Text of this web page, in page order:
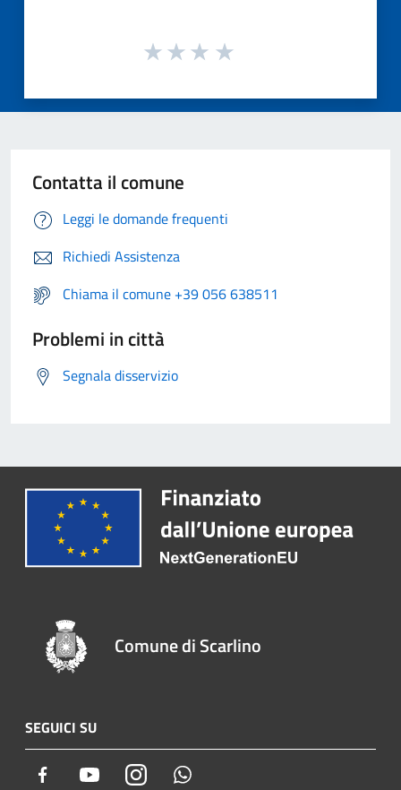
Contatta il comune
Leggi le domande frequenti
Richiedi Assistenza
Chiama il comune +39 056 638511
Problemi in città
Segnala disservizio
Comune di Scarlino
SEGUICI SU
Facebook YoutubeInstagram